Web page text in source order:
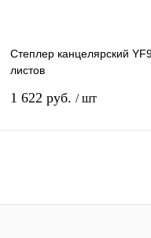
Степлер канцелярский
листов
1 622 руб. / шт
Купить в 1 клик